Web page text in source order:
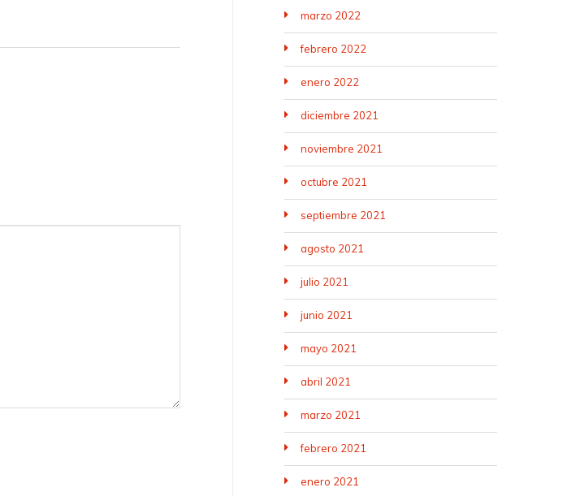
marzo 2022
febrero 2022
enero 2022
diciembre 2021
noviembre 2021
octubre 2021
septiembre 2021
agosto 2021
julio 2021
junio 2021
mayo 2021
abril 2021
marzo 2021
febrero 2021
enero 2021